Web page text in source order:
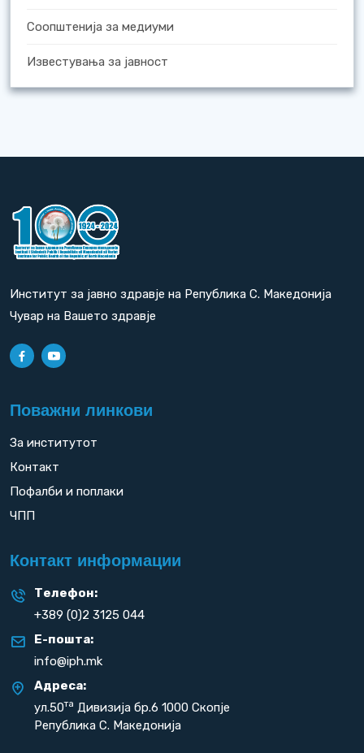
Соопштенија за медиуми
Известувања за јавност
Институт за јавно здравје на Република С. Македонија
Чувар на Вашето здравје
Поважни линкови
За институтот
Контакт
Пофалби и поплаки
ЧПП
Контакт информации
Телефон:
+389 (0)2 3125 044
Е-пошта:
info@iph.mk
Адреса:
ул.50та Дивизија бр.6 1000 Скопје
Република С. Македонија